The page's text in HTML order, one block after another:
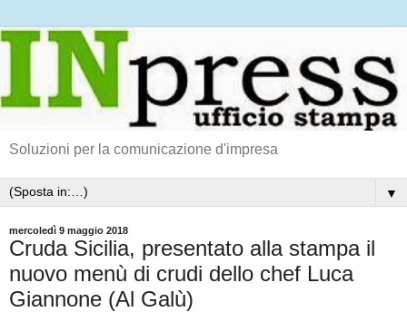
Soluzioni per la comunicazione d'impresa
▼
mercoledì 9 maggio 2018
Cruda Sicilia, presentato alla stampa il
nuovo menù di crudi dello chef Luca
Giannone (Al Galù)